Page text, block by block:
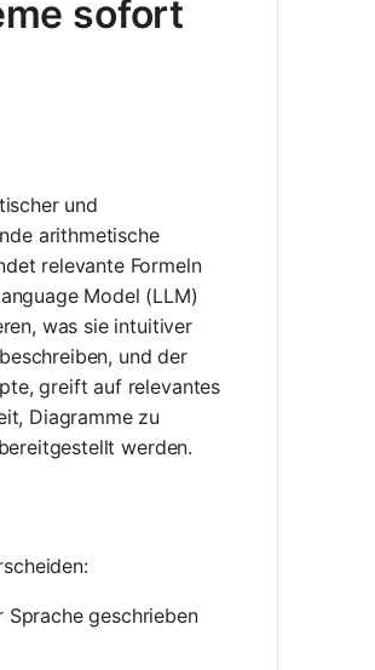
sofort
und
arithmetische
relevante Formeln
Model (LLM)
was sie intuitiver
und der
greift auf relevantes
Diagramme zu
werden.
Sprache geschrieben